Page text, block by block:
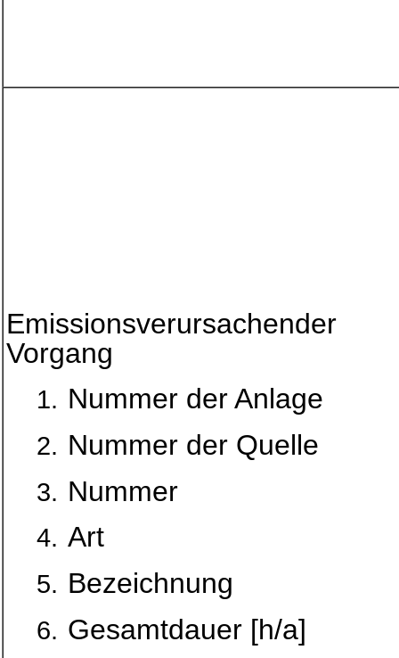
Emissionsverursachender
Vorgang
Nummer der Anlage
Nummer der Quelle
Nummer
Art
Bezeichnung
Gesamtdauer [h/a]